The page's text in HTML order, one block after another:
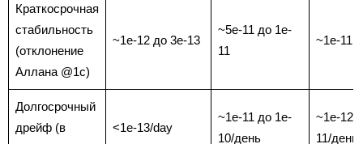
Краткосрочная
стабильность
(отклонение
Аллана @1с)
~1e-12 до 3e-13
~5e-11 до 1e-
11
~1e-11
Долгосрочный
дрейф (в
<1e-13/day
~1e-11 до 1e-
10/день
~1e-12
11/день